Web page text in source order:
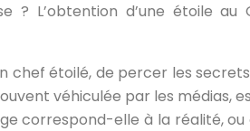
? L’obtention d’une étoile
chef étoilé, de percer les
véhiculée par les médias,
correspond-elle à la réalité,